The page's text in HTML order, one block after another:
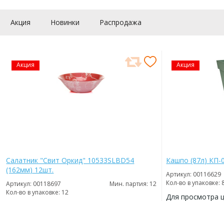
Акция Новинки Распродажа
Акция
Салатник "Свит Оркид" 10533SLBD54
(162мм) 12шт.
Артикул: 00118697
Мин. партия: 12
Кол-во в упаковке: 12
Акция
Кашпо (87л) КП-
Артикул: 00116629
Кол-во в упаковке:
Для просмотра